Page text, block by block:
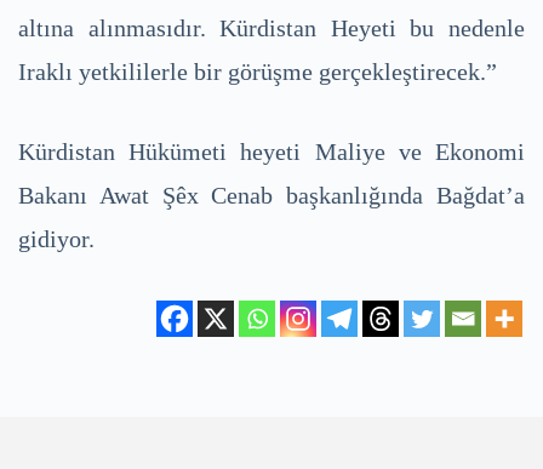
altına alınmasıdır. Kürdistan Heyeti bu nedenle
Iraklı yetkililerle bir görüşme gerçekleştirecek.”
Kürdistan Hükümeti heyeti Maliye ve Ekonomi
Bakanı Awat Şêx Cenab başkanlığında Bağdat’a
gidiyor.